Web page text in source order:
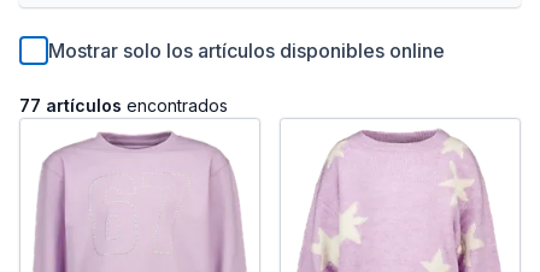
Mostrar solo los artículos disponibles online
77 artículos encontrados